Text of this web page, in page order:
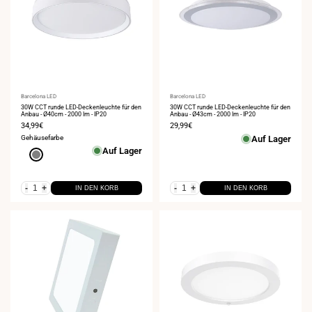
Anbieter:
Barcelona LED
30W CCT runde LED-Deckenleuchte für den
Anbau - Ø40cm - 2000 lm - IP20
Verkaufspreis
34,99€
Gehäusefarbe
Grau Auf Lager
- + IN DEN KORB
Anbieter:
Barcelona LED
30W CCT runde LED-Deckenleuchte für den
Anbau - Ø43cm - 2000 lm - IP20
Verkaufspreis
29,99€
Auf Lager
- + IN DEN KORB